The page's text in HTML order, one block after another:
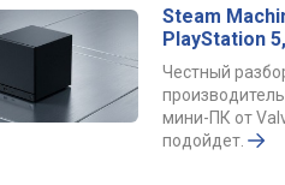
Steam
PlayStation
Честный
мини-ПК от
подойдет.